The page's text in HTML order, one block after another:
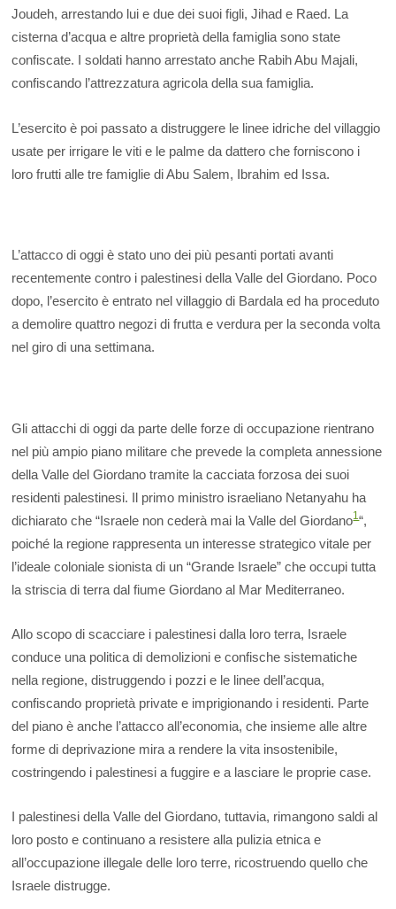
Joudeh, arrestando lui e due dei suoi figli, Jihad e Raed. La
cisterna d’acqua e altre proprietà della famiglia sono state
confiscate. I soldati hanno arrestato anche Rabih Abu Majali,
confiscando l’attrezzatura agricola della sua famiglia.
L’esercito è poi passato a distruggere le linee idriche del villaggio
usate per irrigare le viti e le palme da dattero che forniscono i
loro frutti alle tre famiglie di Abu Salem, Ibrahim ed Issa.
L’attacco di oggi è stato uno dei più pesanti portati avanti
recentemente contro i palestinesi della Valle del Giordano. Poco
dopo, l’esercito è entrato nel villaggio di Bardala ed ha proceduto
a demolire quattro negozi di frutta e verdura per la seconda volta
nel giro di una settimana.
Gli attacchi di oggi da parte delle forze di occupazione rientrano
nel più ampio piano militare che prevede la completa annessione
della Valle del Giordano tramite la cacciata forzosa dei suoi
residenti palestinesi. Il primo ministro israeliano Netanyahu ha
dichiarato che “Israele non cederà mai la Valle del Giordano1“,
poiché la regione rappresenta un interesse strategico vitale per
l’ideale coloniale sionista di un “Grande Israele” che occupi tutta
la striscia di terra dal fiume Giordano al Mar Mediterraneo.
Allo scopo di scacciare i palestinesi dalla loro terra, Israele
conduce una politica di demolizioni e confische sistematiche
nella regione, distruggendo i pozzi e le linee dell’acqua,
confiscando proprietà private e imprigionando i residenti. Parte
del piano è anche l’attacco all’economia, che insieme alle altre
forme di deprivazione mira a rendere la vita insostenibile,
costringendo i palestinesi a fuggire e a lasciare le proprie case.
I palestinesi della Valle del Giordano, tuttavia, rimangono saldi al
loro posto e continuano a resistere alla pulizia etnica e
all’occupazione illegale delle loro terre, ricostruendo quello che
Israele distrugge.